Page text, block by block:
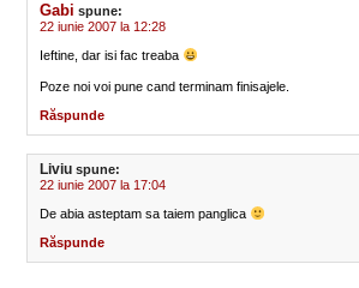
Gabi spune:
22 iunie 2007 la 12:28
Ieftine, dar isi fac treaba
Poze noi voi pune cand terminam finisajele.
Răspunde
Liviu spune:
22 iunie 2007 la 17:04
De abia asteptam sa taiem panglica
Răspunde